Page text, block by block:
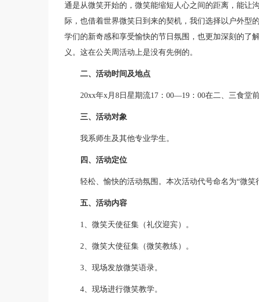
通是从微笑开始的，微笑能缩短人心之间的距离，能让
际，也借着世界微笑日到来的契机，我们选择以户外型
学们的新奇感和享受愉快的节日氛围，也更加深刻的了
义。这在公关周活动上是没有先例的。
二、活动时间及地点
20xx年x月8日星期流17：00—19：00在二、三食堂前
三、活动对象
我系师生及其他专业学生。
四、活动定位
轻松、愉快的活动氛围。本次活动代号命名为“微笑
五、活动内容
1、微笑天使征集（礼仪迎宾）。
2、微笑大使征集（微笑教练）。
3、现场发放微笑语录。
4、现场进行微笑教学。